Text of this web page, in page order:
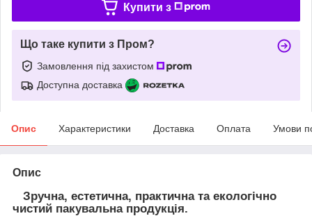
Купити з
Що таке купити з Пром?
Замовлення під захистом
Доступна доставка
Опис Характеристики Доставка Оплата Умови
Опис
Зручна, естетична, практична та екологічно
чистий пакувальна продукція.